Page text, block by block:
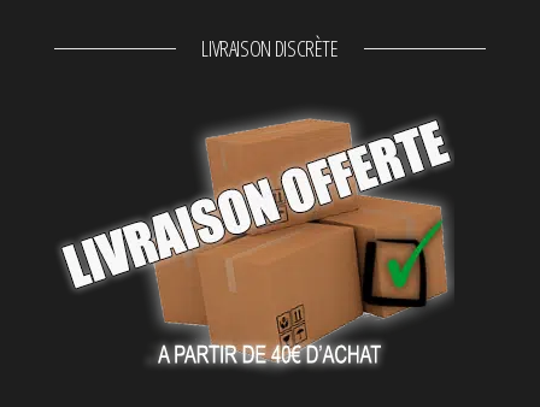
LIVRAISON DISCRÈTE